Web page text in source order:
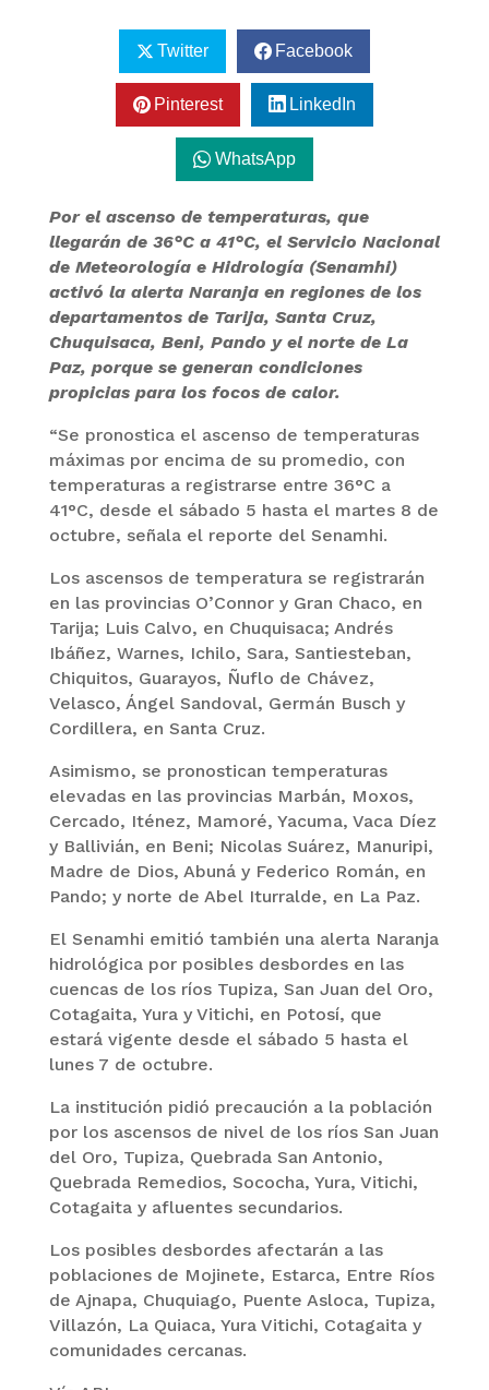
Twitter Facebook
Pinterest LinkedIn
WhatsApp
Por el ascenso de temperaturas, que
llegarán de 36°C a 41°C, el Servicio Nacional
de Meteorología e Hidrología (Senamhi)
activó la alerta Naranja en regiones de los
departamentos de Tarija, Santa Cruz,
Chuquisaca, Beni, Pando y el norte de La
Paz, porque se generan condiciones
propicias para los focos de calor.
“Se pronostica el ascenso de temperaturas
máximas por encima de su promedio, con
temperaturas a registrarse entre 36°C a
41°C, desde el sábado 5 hasta el martes 8 de
octubre, señala el reporte del Senamhi.
Los ascensos de temperatura se registrarán
en las provincias O’Connor y Gran Chaco, en
Tarija; Luis Calvo, en Chuquisaca; Andrés
Ibáñez, Warnes, Ichilo, Sara, Santiesteban,
Chiquitos, Guarayos, Ñuflo de Chávez,
Velasco, Ángel Sandoval, Germán Busch y
Cordillera, en Santa Cruz.
Asimismo, se pronostican temperaturas
elevadas en las provincias Marbán, Moxos,
Cercado, Iténez, Mamoré, Yacuma, Vaca Díez
y Ballivián, en Beni; Nicolas Suárez, Manuripi,
Madre de Dios, Abuná y Federico Román, en
Pando; y norte de Abel Iturralde, en La Paz.
El Senamhi emitió también una alerta Naranja
hidrológica por posibles desbordes en las
cuencas de los ríos Tupiza, San Juan del Oro,
Cotagaita, Yura y Vitichi, en Potosí, que
estará vigente desde el sábado 5 hasta el
lunes 7 de octubre.
La institución pidió precaución a la población
por los ascensos de nivel de los ríos San Juan
del Oro, Tupiza, Quebrada San Antonio,
Quebrada Remedios, Sococha, Yura, Vitichi,
Cotagaita y afluentes secundarios.
Los posibles desbordes afectarán a las
poblaciones de Mojinete, Estarca, Entre Ríos
de Ajnapa, Chuquiago, Puente Asloca, Tupiza,
Villazón, La Quiaca, Yura Vitichi, Cotagaita y
comunidades cercanas.